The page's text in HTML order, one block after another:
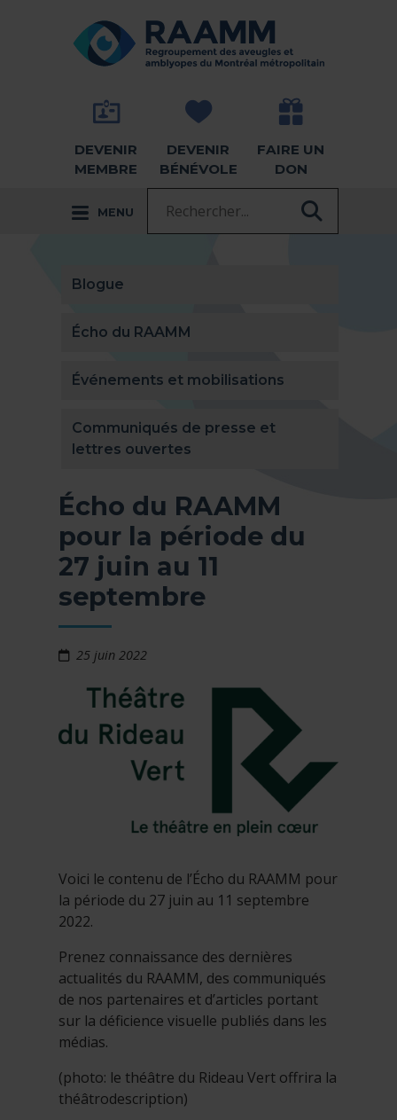
RETOUR À LA PAGE D'ACCUEIL -
DEVENIR
MEMBRE
DEVENIR
BÉNÉVOLE
FAIRE UN
DON
MENU
Blogue
Écho du RAAMM
Événements et mobilisations
Communiqués de presse et
lettres ouvertes
Écho du RAAMM
pour la période du
27 juin au 11
septembre
25 juin 2022
Voici le contenu de l’Écho du RAAMM pour
la période du 27 juin au 11 septembre
2022.
Prenez connaissance des dernières
actualités du RAAMM, des communiqués
de nos partenaires et d’articles portant
sur la déficience visuelle publiés dans les
médias.
(photo: le théâtre du Rideau Vert offrira la
théâtrodescription)